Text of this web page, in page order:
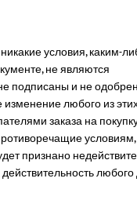
условия, каким-
не являются
подписаны и не
любого из
заказа на
условиям,
признано
любого